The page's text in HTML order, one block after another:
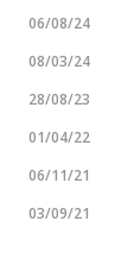
06/08/24
08/03/24
28/08/23
01/04/22
06/11/21
03/09/21